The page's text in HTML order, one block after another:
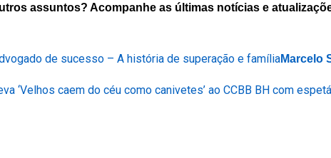
assuntos? Acompanhe as últimas notícias e
Marcelo